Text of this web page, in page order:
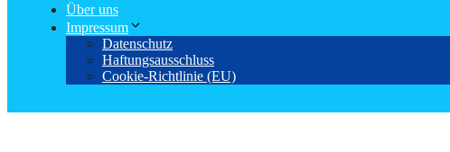
Über uns
Impressum
Datenschutz
Haftungsausschluss
Cookie-Richtlinie (EU)